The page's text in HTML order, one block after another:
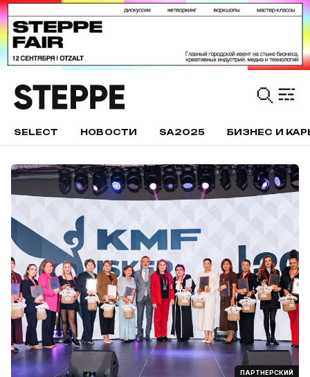
SELECT НОВОСТИ SA2025 БИЗНЕС И
ПАРТНЕРСКИЙ